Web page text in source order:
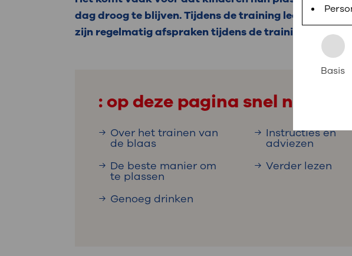
Uw bezoek aan OLVG
Uw verblijf in OLVG
Werken bij OLVG
steeds verder uit, zodat u zelf meer digitaal kunt
we u sneller helpen.
dag droog te blijven. Tijdens de training leer je alles
zijn regelmatig afspraken tijdens de training. De
: op deze pagina snel naar
Over het trainen van
de blaas
De beste manier om
te plassen
Genoeg drinken
Instructies en
adviezen
Verder lezen
Basis